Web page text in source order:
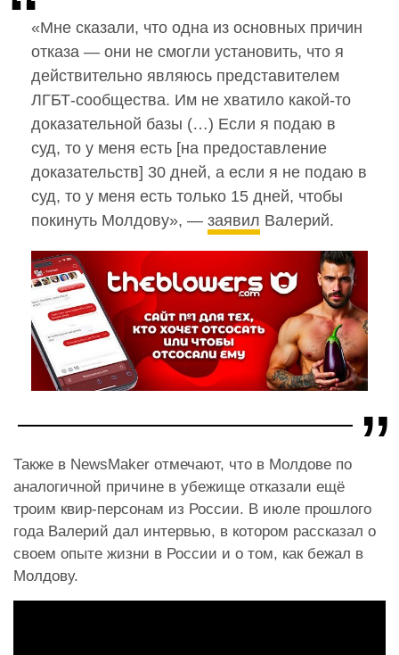
«Мне сказали, что одна из основных причин
отказа — они не смогли установить, что я
действительно являюсь представителем
ЛГБТ-сообщества. Им не хватило какой-то
доказательной базы (…) Если я подаю в
суд, то у меня есть [на предоставление
доказательств] 30 дней, а если я не подаю в
суд, то у меня есть только 15 дней, чтобы
покинуть Молдову», — заявил Валерий.
Также в NewsMaker отмечают, что в Молдове по
аналогичной причине в убежище отказали ещё
троим квир-персонам из России. В июле прошлого
года Валерий дал интервью, в котором рассказал о
своем опыте жизни в России и о том, как бежал в
Молдову.